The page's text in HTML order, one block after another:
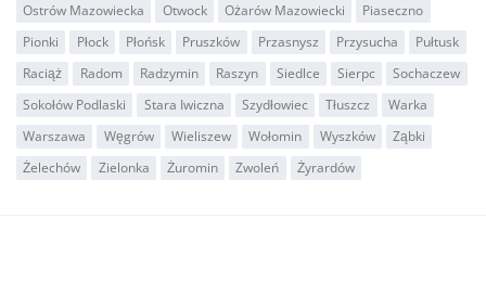
Ostrów Mazowiecka
Otwock Ożarów Mazowiecki
Piaseczno
Pionki
Płock Płońsk Pruszków Przasnysz Przysucha
Pułtusk
Raciąż
Radom Radzymin Raszyn Siedlce Sierpc
Sochaczew
Sokołów Podlaski
Stara Iwiczna Szydłowiec Tłuszcz
Warka
Warszawa
Węgrów Wieliszew Wołomin Wyszków
Ząbki
Żelechów
Zielonka Żuromin Zwoleń Żyrardów